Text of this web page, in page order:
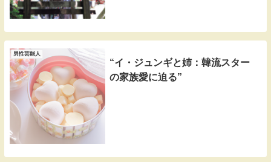
男性芸能人
“イ・ジュンギと姉：韓流スター
の家族愛に迫る”